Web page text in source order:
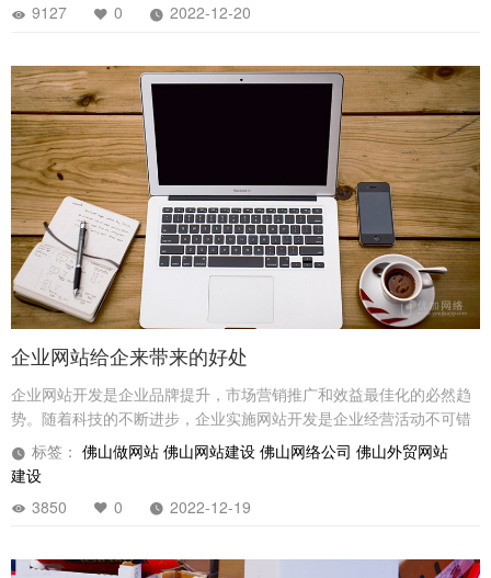
9127
0 2022-12-20
企业网站给企来带来的好处
企业网站开发是企业品牌提升，市场营销推广和效益最佳化的必然趋
势。随着科技的不断进步，企业实施网站开发是企业经营活动不可错
过的一步。本文以网站开发能够给企业带来的有效收益为主题，分析
网站开发给企业带来的好处，以及借助网站实现的流量，品牌识别和
营销活动。
标签： 佛山做网站 佛山网站建设 佛山网络公司 佛山外贸网站
建设
3850
0 2022-12-19